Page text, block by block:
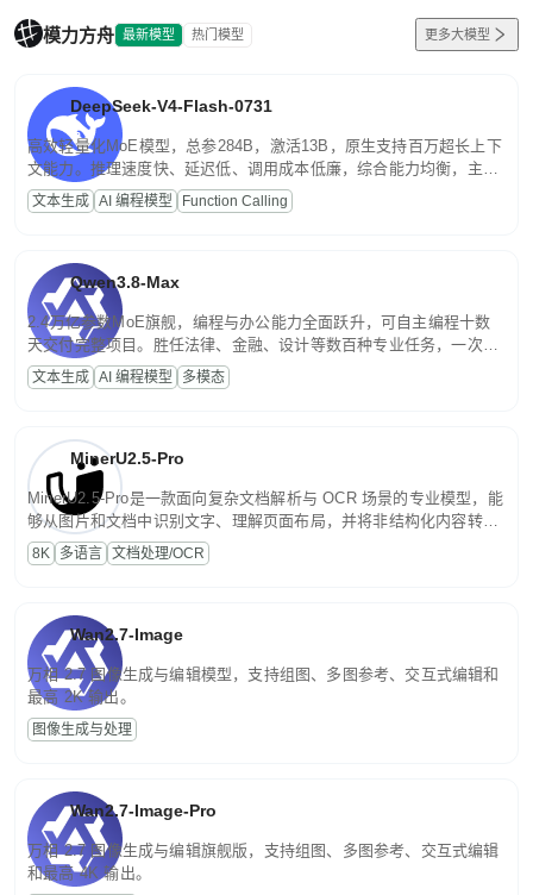
模力方舟 最新模型 热门模型 更多大模型
DeepSeek-V4-Flash-0731
高效轻量化MoE模型，总参284B，激活13B，原生支持百万超长上下
文能力。推理速度快、延迟低、调用成本低廉，综合能力均衡，主打
高并发、轻量化任务，适合日常对话、内容创作、基础 RAG、批量
文案处理等普惠刚需场景。
文本生成 AI 编程模型 Function Calling
Qwen3.8-Max
2.4万亿参数MoE旗舰，编程与办公能力全面跃升，可自主编程十数
天交付完整项目。胜任法律、金融、设计等数百种专业任务，一次对
话端到端交付生产级成果。原生视觉理解贯穿规划、执行与验证全流
程，支持超长文档与长视频的深度语义解析。长程任务中自主规划与
文本生成 AI 编程模型 多模态
MinerU2.5-Pro
MinerU2.5-Pro是一款面向复杂文档解析与 OCR 场景的专业模型，能
够从图片和文档中识别文字、理解页面布局，并将非结构化内容转换
为便于存储、检索和二次处理的结构化结果。
8K 多语言 文档处理/OCR
Wan2.7-Image
万相 2.7 图像生成与编辑模型，支持组图、多图参考、交互式编辑和
最高 2K 输出。
图像生成与处理
Wan2.7-Image-Pro
万相 2.7 图像生成与编辑旗舰版，支持组图、多图参考、交互式编辑
和最高 4K 输出。